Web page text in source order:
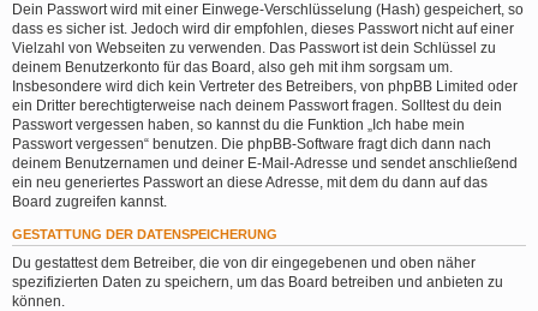
Dein Passwort wird mit einer Einwege-Verschlüsselung (Hash) gespeichert, so
dass es sicher ist. Jedoch wird dir empfohlen, dieses Passwort nicht auf einer
Vielzahl von Webseiten zu verwenden. Das Passwort ist dein Schlüssel zu
deinem Benutzerkonto für das Board, also geh mit ihm sorgsam um.
Insbesondere wird dich kein Vertreter des Betreibers, von phpBB Limited oder
ein Dritter berechtigterweise nach deinem Passwort fragen. Solltest du dein
Passwort vergessen haben, so kannst du die Funktion „Ich habe mein
Passwort vergessen“ benutzen. Die phpBB-Software fragt dich dann nach
deinem Benutzernamen und deiner E-Mail-Adresse und sendet anschließend
ein neu generiertes Passwort an diese Adresse, mit dem du dann auf das
Board zugreifen kannst.
GESTATTUNG DER DATENSPEICHERUNG
Du gestattest dem Betreiber, die von dir eingegebenen und oben näher
spezifizierten Daten zu speichern, um das Board betreiben und anbieten zu
können.